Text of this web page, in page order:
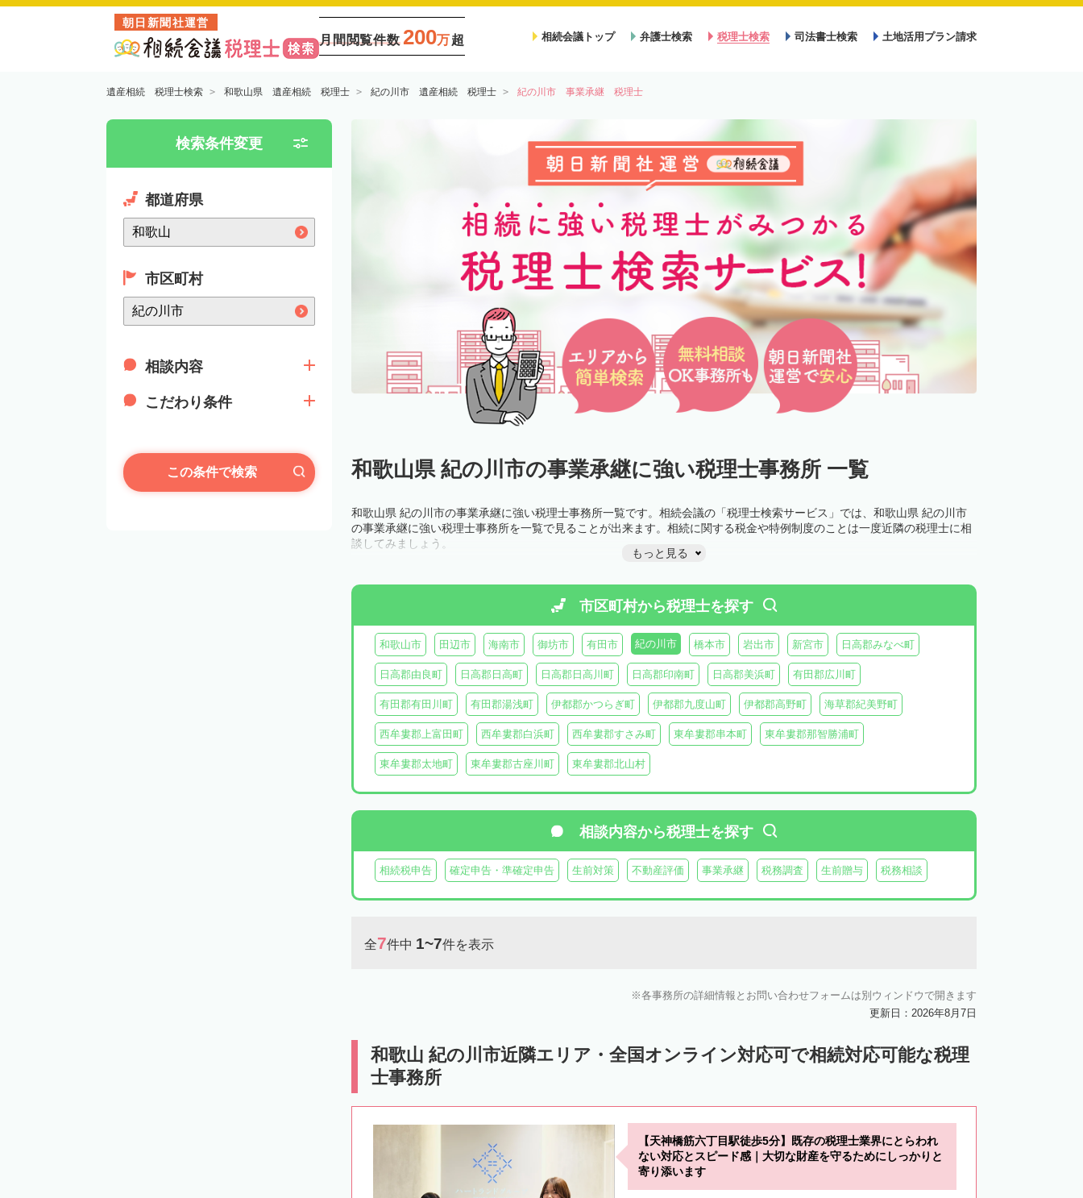
朝日新聞社運営
月間閲覧件数 200万超 相続会議トップ 弁護士検索 税理士検索 司法書士検索 土地活用プラン請求
遺産相続 税理士検索 和歌山県 遺産相続 税理士 紀の川市 遺産相続 税理士 紀の川市 事業承継 税理士
検索条件変更
都道府県
市区町村
相談内容
こだわり条件
この条件で検索 和歌山県 紀の川市の事業承継に強い税理士事務所 一覧
和歌山県 紀の川市の事業承継に強い税理士事務所一覧です。相続会議の「税理士検索サービス」では、和歌山県 紀の川市
の事業承継に強い税理士事務所を一覧で見ることが出来ます。相続に関する税金や特例制度のことは一度近隣の税理士に相
談してみましょう。
もっと見る
市区町村から税理士を探す
和歌山市 田辺市 海南市 御坊市 有田市 紀の川市 橋本市 岩出市 新宮市 日高郡みなべ町
日高郡由良町 日高郡日高町 日高郡日高川町 日高郡印南町 日高郡美浜町 有田郡広川町
有田郡有田川町 有田郡湯浅町 伊都郡かつらぎ町 伊都郡九度山町 伊都郡高野町 海草郡紀美野町
西牟婁郡上富田町 西牟婁郡白浜町 西牟婁郡すさみ町 東牟婁郡串本町 東牟婁郡那智勝浦町
東牟婁郡太地町 東牟婁郡古座川町 東牟婁郡北山村
相談内容から税理士を探す
相続税申告 確定申告・準確定申告 生前対策 不動産評価 事業承継 税務調査 生前贈与 税務相談
全7件中 1~7件を表示
各事務所の詳細情報とお問い合わせフォームは別ウィンドウで開きます
更新日：2026年8月7日
和歌山 紀の川市近隣エリア・全国オンライン対応可で相続対応可能な税理
士事務所
【天神橋筋六丁目駅徒歩5分】既存の税理士業界にとらわれ
ない対応とスピード感｜大切な財産を守るためにしっかりと
寄り添います